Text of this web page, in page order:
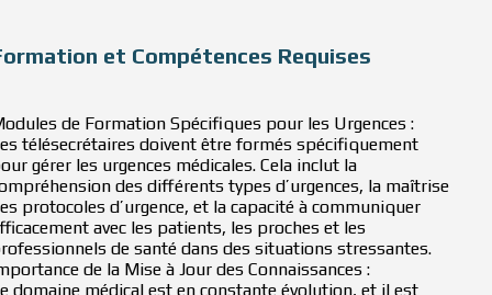
et Compétences Requises
de Formation Spécifiques pour les Urgences :
télésecrétaires doivent être formés spécifiquement
gérer les urgences médicales. Cela inclut la
des différents types d’urgences, la maîtrise
protocoles d’urgence, et la capacité à communiquer
avec les patients, les proches et les
de santé dans des situations stressantes.
de la Mise à Jour des Connaissances :
domaine médical est en constante évolution, et il est